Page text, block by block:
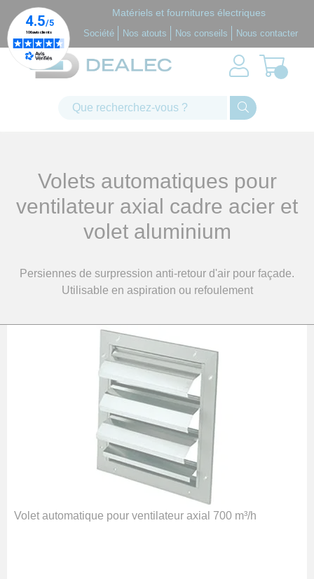
Matériels et fournitures électriques
Société Nos atouts Nos conseils Nous contacter
Volets automatiques pour
ventilateur axial cadre acier et
volet aluminium
Persiennes de surpression anti-retour d'air pour façade.
Utilisable en aspiration ou refoulement
Volet automatique pour ventilateur axial 700 m³/h
Panneau de gestion des cookies